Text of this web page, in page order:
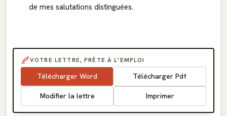
de mes salutations distinguées.
VOTRE LETTRE, PRÊTE À L'EMPLOI
Télécharger Word Télécharger Pdf
Modifier la lettre Imprimer